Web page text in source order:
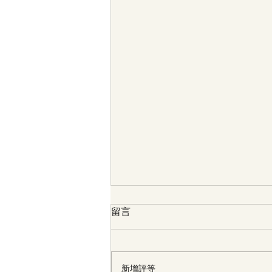
留言
新增評等